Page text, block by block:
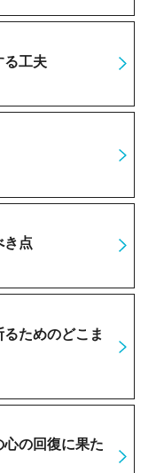
る工夫
き点
ためのどこま
の回復に果た